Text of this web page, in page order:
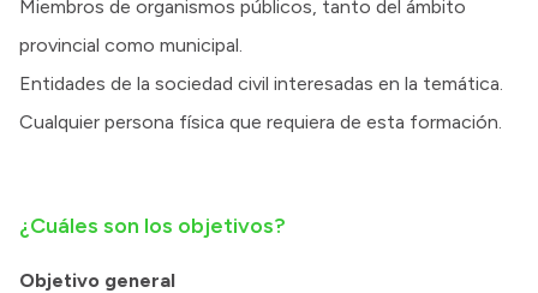
Miembros de organismos públicos, tanto del ámbito
provincial como municipal.
Entidades de la sociedad civil interesadas en la temática.
Cualquier persona física que requiera de esta formación.
¿Cuáles son los objetivos?
Objetivo general